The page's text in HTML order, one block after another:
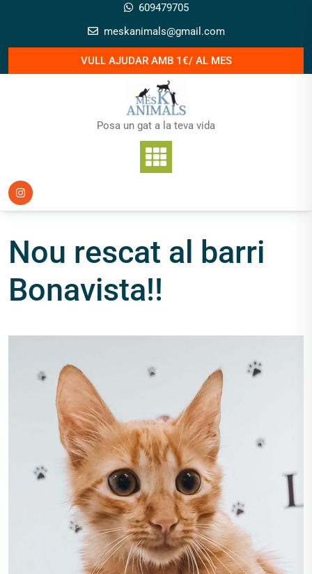
609479705
meskanimals@gmail.com
VULL AJUDAR AMB 1€/ AL MES
Posa un gat a la teva vida
Nou rescat al barri
Bonavista!!